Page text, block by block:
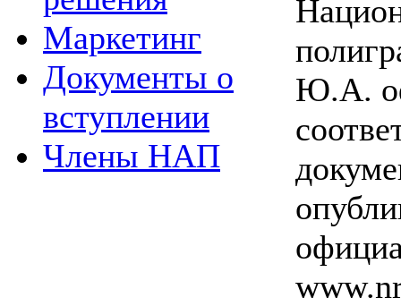
Маркетинг
Документы о
вступлении
Члены НАП
Ю.А.